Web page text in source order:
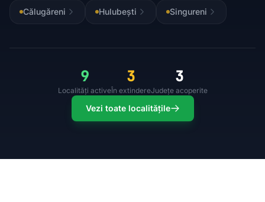
Călugăreni Hulubești Singureni
9
Localități active
3
În extindere
3
Județe acoperite
Vezi toate localitățile